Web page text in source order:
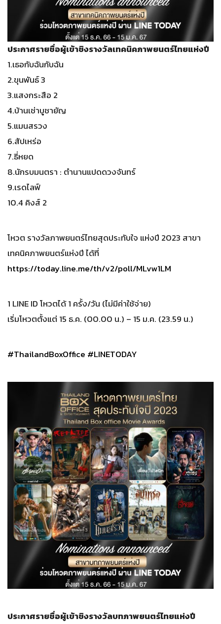
ประกาศรายชื่อผู้เข้าชิงรางวัลเทคนิคภาพยนตร์ไทยแห่งปี
1.เธอกับฉันกับฉัน
2.ขุนพันธ์ 3
3.แสงกระสือ 2
4.บ้านเช่าบูชายัญ
5.แมนสรวง
6.สัปเหร่อ
7.ธี่หยด
8.นักรบมนตรา : ตำนานแปดดวงจันทร์
9.เรดไลฟ์
10.4 คิงส์ 2
โหวต รางวัลภาพยนตร์ไทยสุดประทับใจ แห่งปี 2023 สาขา
เทคนิคภาพยนตร์แห่งปี ได้ที่
https://today.line.me/th/v2/poll/MLvw1LM
1 LINE ID โหวตได้ 1 ครั้ง/วัน (ไม่มีค่าใช้จ่าย)
เริ่มโหวตตั้งแต่ 15 ธ.ค. (00.00 น.) – 15 ม.ค. (23.59 น.)
#ThailandBoxOffice #LINETODAY
ประกาศรายชื่อผู้เข้าชิงรางวัลบทภาพยนตร์ไทยแห่งปี